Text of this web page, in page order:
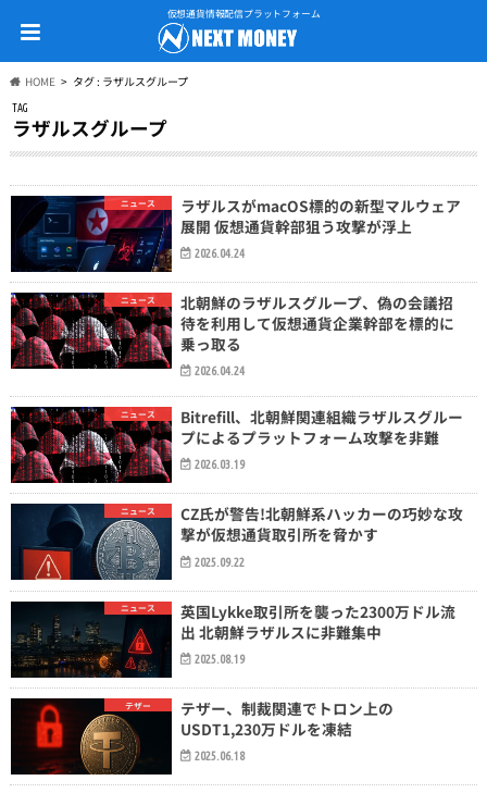
仮想通貨情報配信プラットフォーム
HOME タグ : ラザルスグループ
TAG
ラザルスグループ
ニュース
ラザルスがmacOS標的の新型マルウェア
展開 仮想通貨幹部狙う攻撃が浮上
2026.04.24
ニュース
北朝鮮のラザルスグループ、偽の会議招
待を利用して仮想通貨企業幹部を標的に
乗っ取る
2026.04.24
ニュース
Bitrefill、北朝鮮関連組織ラザルスグルー
プによるプラットフォーム攻撃を非難
2026.03.19
ニュース
CZ氏が警告!北朝鮮系ハッカーの巧妙な攻
撃が仮想通貨取引所を脅かす
2025.09.22
ニュース
英国Lykke取引所を襲った2300万ドル流
出 北朝鮮ラザルスに非難集中
2025.08.19
テザー
テザー、制裁関連でトロン上の
USDT1,230万ドルを凍結
2025.06.18